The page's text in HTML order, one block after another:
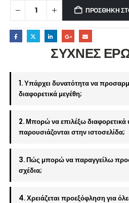
ΠΡΟΣΘΉΚΗ
ΣΥΧΝΕΣ
1. Υπάρχει δυνατότητα να
διαφορετικά μεγέθη;
2. Μπορώ να επιλέξω
παρουσιάζονται στην ιστοσελίδα;
3. Πώς μπορώ να παραγγείλω
σχέδια;
4. Χρειάζεται προεξόφληση για